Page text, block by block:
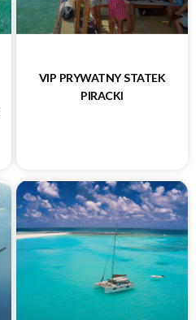
VIP PRYWATNY STATEK
PIRACKI